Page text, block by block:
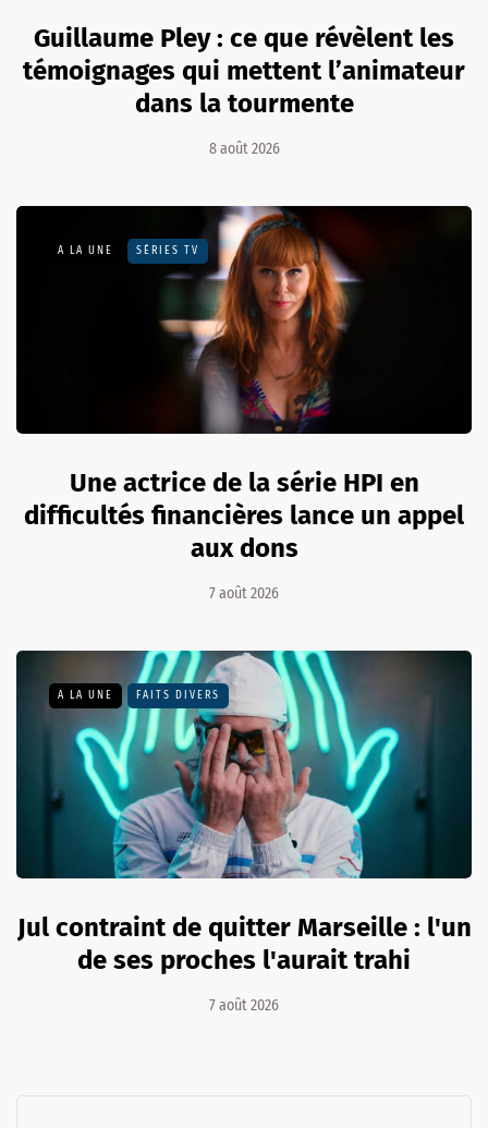
Guillaume Pley : ce que révèlent les
témoignages qui mettent l’animateur
dans la tourmente
8 août 2026
A LA UNE SÉRIES TV
Une actrice de la série HPI en
difficultés financières lance un appel
aux dons
7 août 2026
A LA UNE FAITS DIVERS
Jul contraint de quitter Marseille : l'un
de ses proches l'aurait trahi
7 août 2026